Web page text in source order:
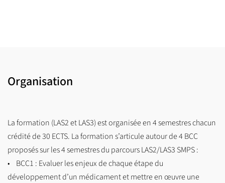
Organisation
La formation (LAS2 et LAS3) est organisée en 4 semestres chacun
crédité de 30 ECTS. La formation s’articule autour de 4 BCC
proposés sur les 4 semestres du parcours LAS2/LAS3 SMPS :
• BCC1 : Evaluer les enjeux de chaque étape du
développement d’un médicament et mettre en œuvre une